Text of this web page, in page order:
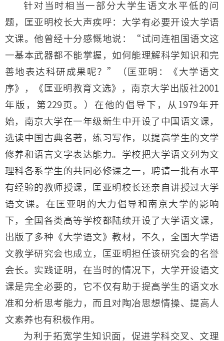
针对当时相当一部分大学生语文水平低的问
题，匡亚明校长大声疾呼：大学有必要开设大学语
文课。他曾经十分感慨地说：“试问连祖国语文这
一基本武器都不能掌握，如何能理解科学知识和完
善地表达科研成果呢？”（匡亚明：《大学语文
序》，《匡亚明教育文选》，南京大学出版社2001
年版，第229页。）在他的倡导下，从1979年开
始，南京大学在一年级新生中开设了中国语文课，
选读中国古典名著，练习写作，以提高学生的文学
修养和语言文字表达能力。学校把大学语文列为文
理科各系学生的共同必修课之一，聘请一批有水平
有经验的教师授课，匡亚明校长还亲自讲授过大学
语文课。在匡亚明的大力倡导和南京大学的影响
下，全国各类高等学校都陆续开设了大学语文课，
出版了多种《大学语文》教材，不久，全国大学语
文教学研究会也成立，匡亚明担任该研究会的名誉
会长。实践证明，在当时的情况下，大学开设语文
课是完全必要的，它不仅有助于提高学生的语文水
准和分析思考能力，而且对陶冶思想情操、提高人
文素养也有积极作用。
为利于拓宽学生知识面，促进学科交叉、文理